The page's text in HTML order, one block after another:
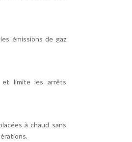
émissions de gaz
et limite les arrêts
à chaud sans